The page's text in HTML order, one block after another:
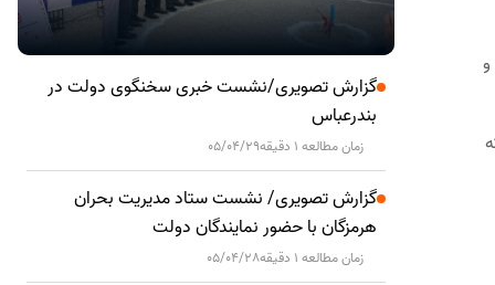
گزارش تصویری/نشست خبری سخنگوی دولت در
بندرعباس
زمان مطالعه 1 دقیقه 05/04/29
گزارش تصویری/ نشست ستاد مدیریت بحران
هرمزگان با حضور نمایندگان دولت
زمان مطالعه 1 دقیقه 05/04/28